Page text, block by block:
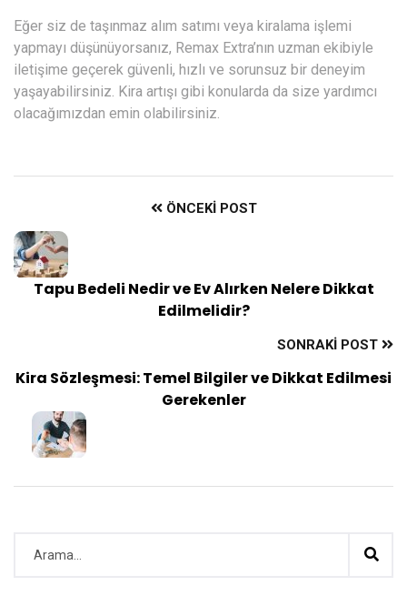
Eğer siz de taşınmaz alım satımı veya kiralama işlemi
yapmayı düşünüyorsanız, Remax Extra’nın uzman ekibiyle
iletişime geçerek güvenli, hızlı ve sorunsuz bir deneyim
yaşayabilirsiniz. Kira artışı gibi konularda da size yardımcı
olacağımızdan emin olabilirsiniz.
ÖNCEKI POST
Tapu Bedeli Nedir ve Ev Alırken Nelere Dikkat
Edilmelidir?
SONRAKI POST
Kira Sözleşmesi: Temel Bilgiler ve Dikkat Edilmesi
Gerekenler